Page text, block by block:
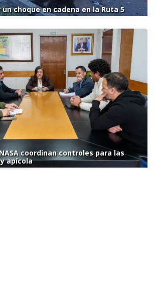
choque en cadena en la Ruta 5
coordinan controles para las
apícola